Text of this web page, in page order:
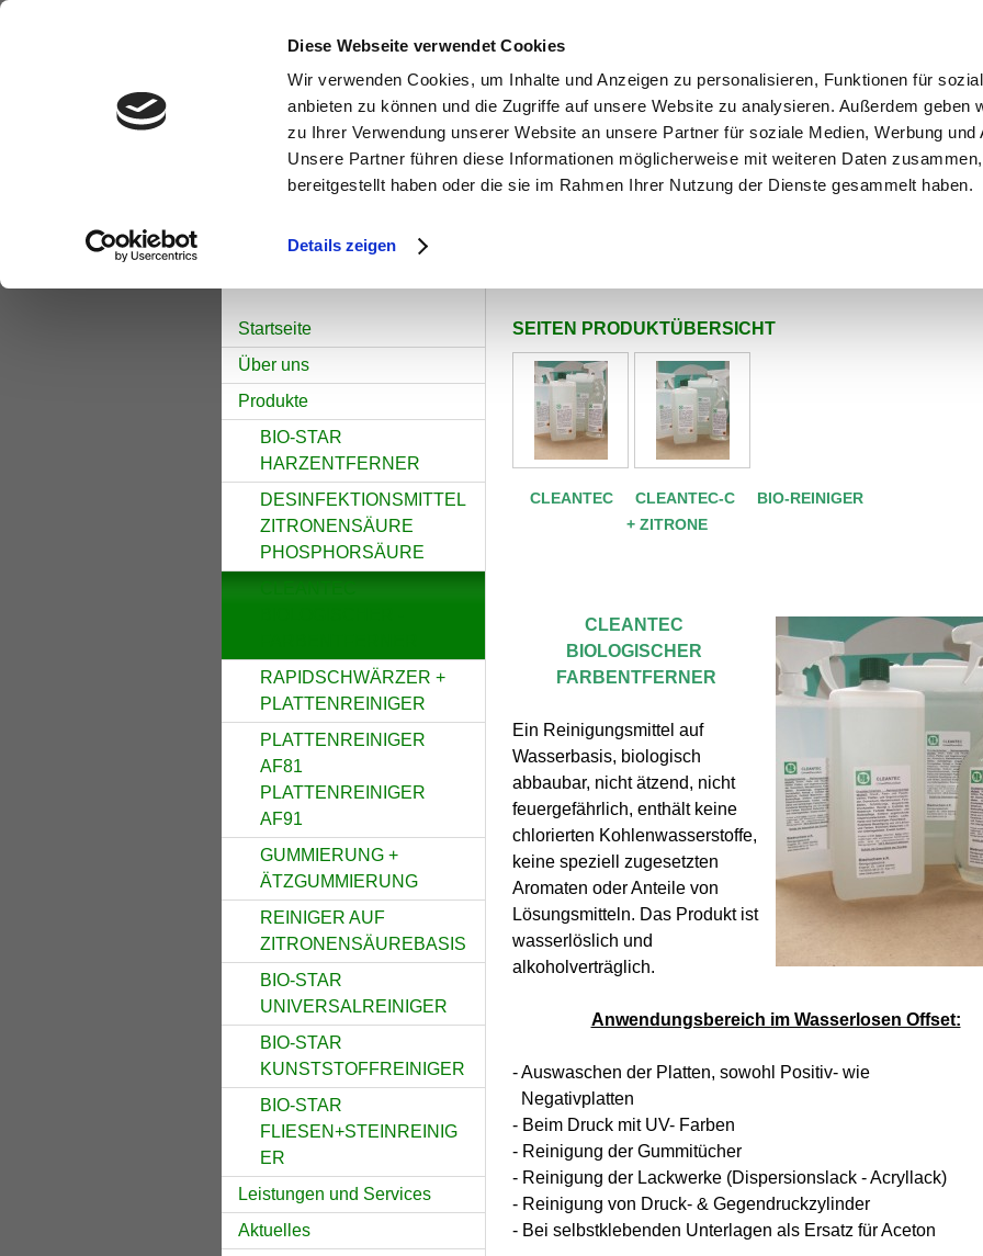
Diese Webseite verwendet Cookies
Wir verwenden Cookies, um Inhalte und Anzeigen zu personalisieren, Funktionen für
anbieten zu können und die Zugriffe auf unsere Website zu analysieren. Außerdem geben
zu Ihrer Verwendung unserer Website an unsere Partner für soziale Medien, Werbung und
Unsere Partner führen diese Informationen möglicherweise mit weiteren Daten
bereitgestellt haben oder die sie im Rahmen Ihrer Nutzung der Dienste gesammelt haben.
Details zeigen
Biedruchem e. K.
Startseite
Über uns
Produkte
BIO-STAR
HARZENTFERNER
DESINFEKTIONSMITTEL
ZITRONENSÄURE
PHOSPHORSÄURE
RAPIDSCHWÄRZER +
PLATTENREINIGER
PLATTENREINIGER
AF81
PLATTENREINIGER
AF91
GUMMIERUNG +
ÄTZGUMMIERUNG
REINIGER AUF
ZITRONENSÄUREBASIS
BIO-STAR
UNIVERSALREINIGER
BIO-STAR
KUNSTSTOFFREINIGER
BIO-STAR
FLIESEN+STEINREINIG
ER
Leistungen und Services
Aktuelles
SEITEN PRODUKTÜBERSICHT
CLEANTEC CLEANTEC-C BIO-REINIGER
+ ZITRONE
CLEANTEC
BIOLOGISCHER
FARBENTFERNER
Ein Reinigungsmittel auf
Wasserbasis, biologisch
abbaubar, nicht ätzend, nicht
feuergefährlich, enthält keine
chlorierten Kohlenwasserstoffe,
keine speziell zugesetzten
Aromaten oder Anteile von
Lösungsmitteln. Das Produkt ist
wasserlöslich und
alkoholverträglich.
Anwendungsbereich im Wasserlosen Offset:
- Auswaschen der Platten, sowohl Positiv- wie
Negativplatten
- Beim Druck mit UV- Farben
- Reinigung der Gummitücher
- Reinigung der Lackwerke (Dispersionslack - Acryllack)
- Reinigung von Druck- & Gegendruckzylinder
- Bei selbstklebenden Unterlagen als Ersatz für Aceton